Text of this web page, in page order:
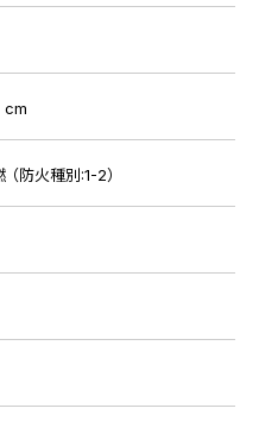
cm
防火種別:1-2）